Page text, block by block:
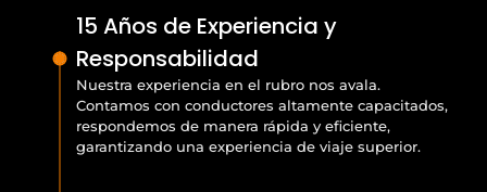
15 Años de Experiencia y
Responsabilidad
Nuestra experiencia en el rubro nos avala.
Contamos con conductores altamente capacitados,
respondemos de manera rápida y eficiente,
garantizando una experiencia de viaje superior.